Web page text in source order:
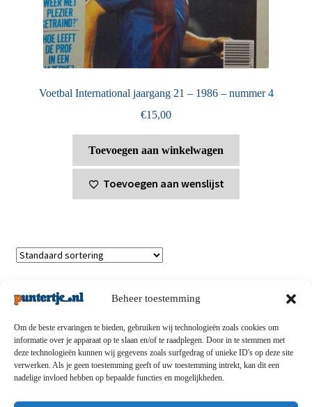
Beheer toestemming
Om de beste ervaringen te bieden, gebruiken wij technologieën zoals cookies om
informatie over je apparaat op te slaan en/of te raadplegen. Door in te stemmen met
deze technologieën kunnen wij gegevens zoals surfgedrag of unieke ID's op deze site
verwerken. Als je geen toestemming geeft of uw toestemming intrekt, kan dit een
nadelige invloed hebben op bepaalde functies en mogelijkheden.
Voetbal International jaargang 21 – 1986 – nummer 4
€15,00
Toevoegen aan winkelwagen
Toevoegen aan wenslijst
Privacybeleid-Verzending en retouren-Algemene
voorwaarden-Disclaimert-Betaalmethoden-Over ons
Contact